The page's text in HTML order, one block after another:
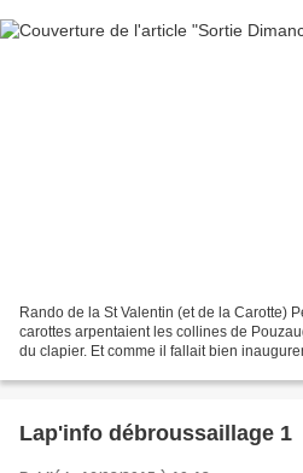
Rando de la St Valentin (et de la Carotte)
carottes arpentaient les collines de
du clapier. Et comme il fallait bien
Lap'info débroussaillage 1